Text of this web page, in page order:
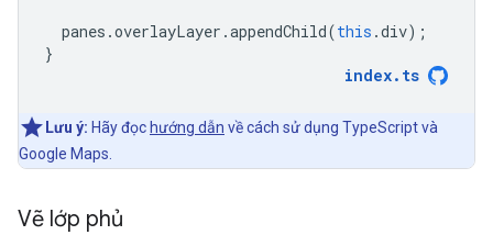
panes .overlayLayer .appendChild(this .div);
}
index. ts
Lưu ý: Hãy đọc hướng dẫn về cách sử dụng TypeScript và
Google Maps.
Vẽ lớp phủ